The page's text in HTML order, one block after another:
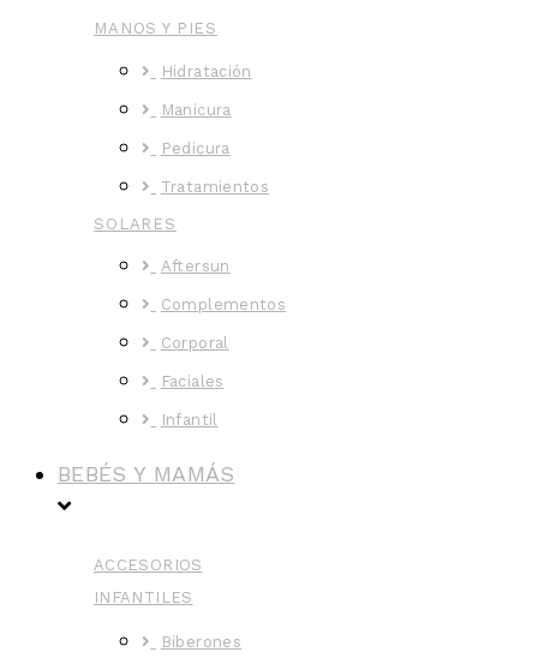
MANOS Y PIES
Hidratación
Manicura
Pedicura
Tratamientos
SOLARES
Aftersun
Complementos
Corporal
Faciales
Infantil
BEBÉS Y MAMÁS
ACCESORIOS
INFANTILES
Biberones